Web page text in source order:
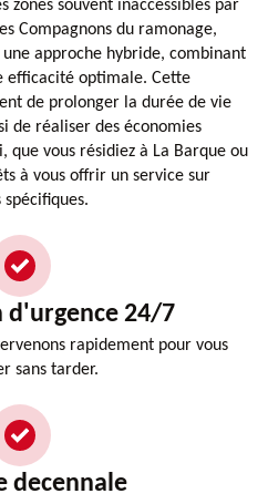
zones souvent inaccessibles par
Compagnons du ramonage,
approche hybride, combinant
efficacité optimale. Cette
de prolonger la durée de vie
de réaliser des économies
que vous résidiez à La Barque ou
à vous offrir un service sur
spécifiques.
d'urgence 24/7
rapidement pour vous
sans tarder.
decennale